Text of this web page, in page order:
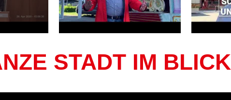
STADT IM BLICK